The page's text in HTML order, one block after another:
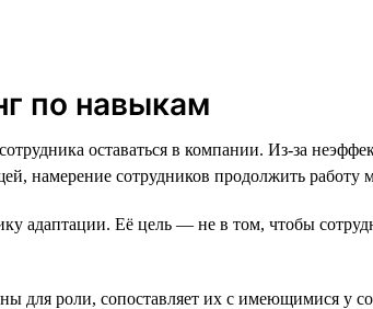
по навыкам
оставаться в компании. Из-за
намерение сотрудников продолжить работу
адаптации. Её цель — не в том, чтобы
для роли, сопоставляет их с имеющимися у